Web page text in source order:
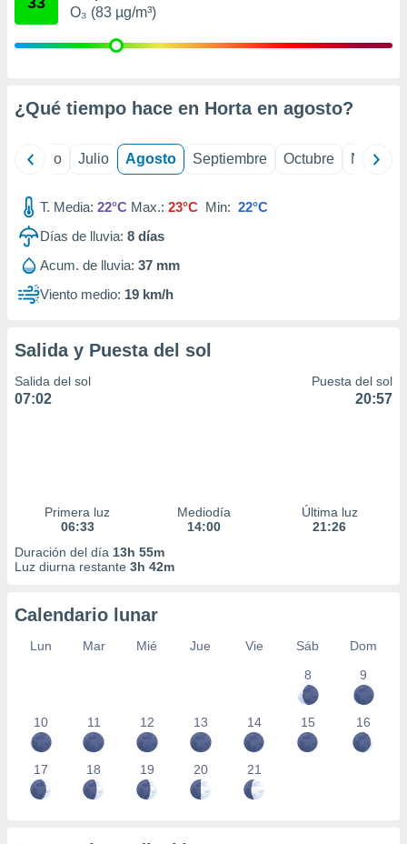
publicidad
publicidad
1199
O₃ (83 µg/m³)
¿Qué tiempo hace en Horta en agosto?
Junio Julio Agosto Septiembre Octubre
T. Media: 22°C Max.: 23°C Min: 22°C
Días de lluvia: 8 días
Acum. de lluvia: 37 mm
Viento medio: 19 km/h
Salida y Puesta del sol
Salida del sol
07:02
Puesta del sol
20:57
Primera luz
06:33
Mediodía
14:00
Última luz
21:26
Duración del día 13h 55m
Luz diurna restante 3h 42m
Calendario lunar
Lun Mar Mié Jue Vie Sáb
Dom
8
9
10 11 12 13 14 15 16
17 18 19 20 21